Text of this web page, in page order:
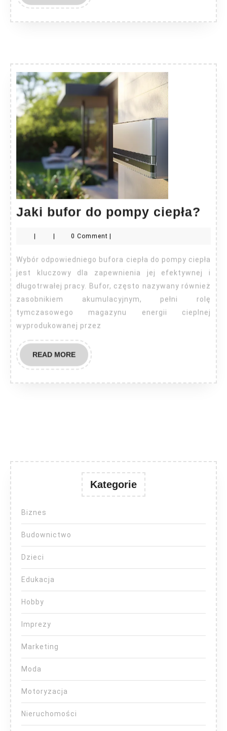
MORE
Jaki bufor do pompy ciepła? Jaki
do
0 Comment
Wybór odpowiedniego bufora ciepła do pompy ciepła
jest kluczowy dla zapewnienia jej efektywnej i
długotrwałej pracy. Bufor, często nazywany również
zasobnikiem akumulacyjnym, pełni rolę
tymczasowego magazynu energii cieplnej
wyprodukowanej przez
READ MOREREAD
MORE
Kategorie
Biznes
Budownictwo
Dzieci
Edukacja
Hobby
Imprezy
Marketing
Moda
Motoryzacja
Nieruchomości